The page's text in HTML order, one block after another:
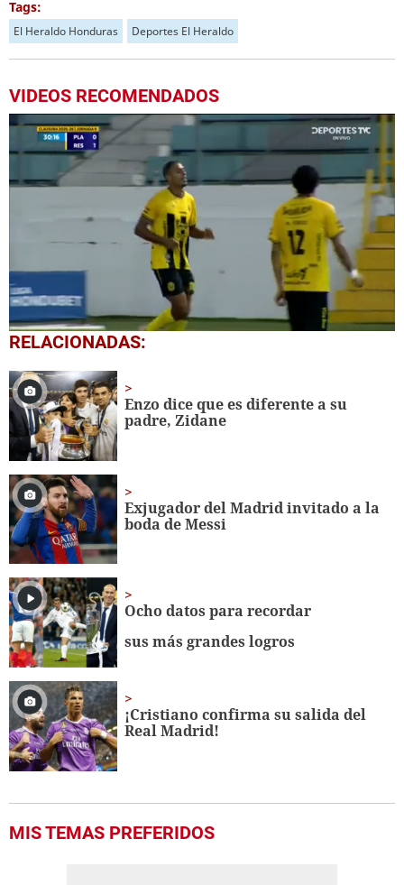
Tags:
El Heraldo Honduras Deportes El Heraldo
VIDEOS RECOMENDADOS
0
seconds
1
minute,
11
seconds
RELACIONADAS:
Enzo dice que es diferente a su
padre, Zidane
Exjugador del Madrid invitado a la
boda de Messi
Ocho datos para recordar
sus más grandes logros
¡Cristiano confirma su salida del
Real Madrid!
MIS TEMAS PREFERIDOS